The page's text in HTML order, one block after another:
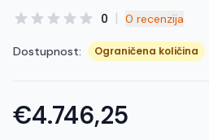
0 | 0 recenzija
Dostupnost: Ograničena količina
€4.746,25